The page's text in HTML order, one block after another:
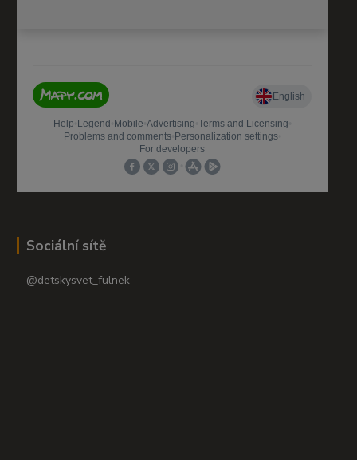
Sociální sítě
@detskysvet_fulnek